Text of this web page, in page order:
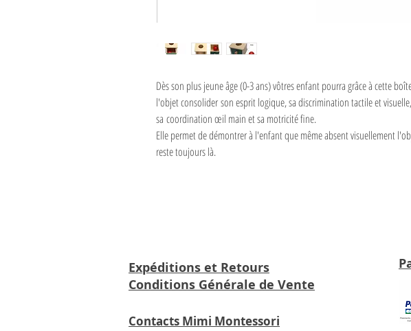
Dès son plus jeune âge (0-3 ans) vôtres enfant pourra grâce à cette
l'objet consolider son esprit logique, sa discrimination tactile et
sa coordination œil main et sa motricité fine.
Elle permet de démontrer à l'enfant que même absent visuellement
reste toujours là.
Expéditions et Retours
Conditions Générale de Vente
Contacts Mimi Montessori